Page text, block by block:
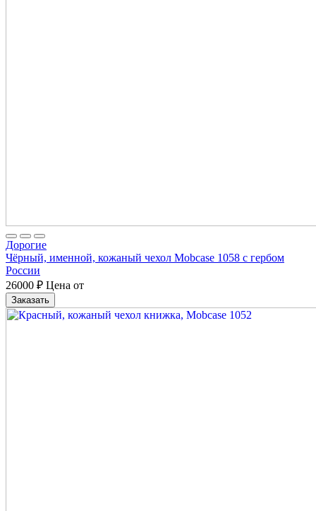
Дорогие
Чёрный, именной, кожаный чехол Mobcase 1058 с гербом
России
26000 ₽ Цена от
Заказать